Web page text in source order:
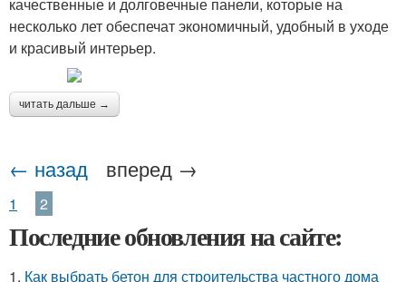
Панели для кухонной
мебели
Панели на потолок
несколько лет обеспечат экономичный, удобный в уходе
и красивый интерьер.
читать дальше →
← назад вперед →
1 2
Последние обновления на сайте:
1. Как выбрать бетон для строительства частного дома